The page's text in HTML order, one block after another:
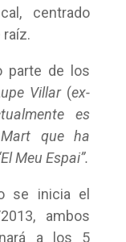
centrado
parte de los
Villar(ex-
es
que ha
Meu Espai”.
se inicia el
ambos
a los 5